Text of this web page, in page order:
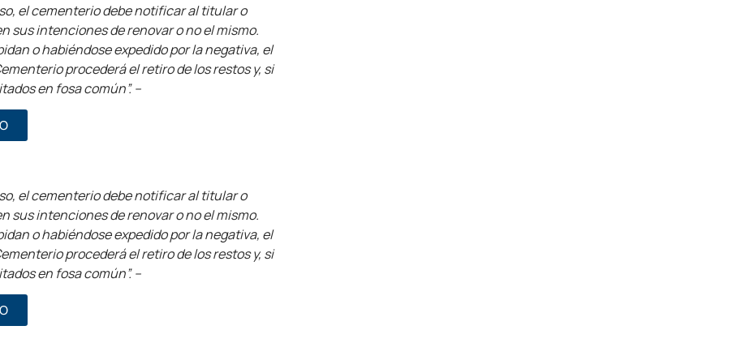
el cementerio debe notificar al titular o
sus intenciones de renovar o no el mismo.
o habiéndose expedido por la negativa, el
procederá el retiro de los restos y, si
en fosa común”. –
el cementerio debe notificar al titular o
sus intenciones de renovar o no el mismo.
o habiéndose expedido por la negativa, el
procederá el retiro de los restos y, si
en fosa común”. –